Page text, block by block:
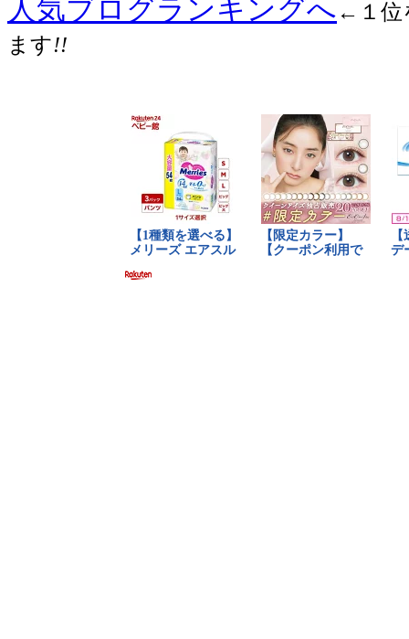
人気ブログランキングへ ←１位
ます!!